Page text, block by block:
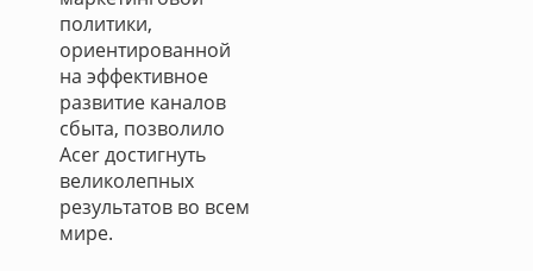
политики,
ориентированной
на эффективное
развитие каналов
сбыта, позволило
Acer достигнуть
великолепных
результатов во всем
мире.